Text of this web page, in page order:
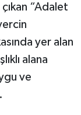
“Adalet
yer alan
alana
ve